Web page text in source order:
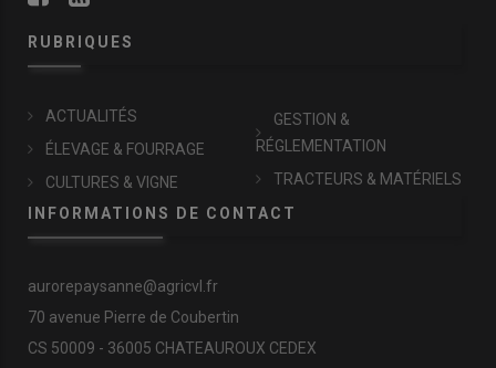
RUBRIQUES
ACTUALITÉS
ÉLEVAGE & FOURRAGE
CULTURES & VIGNE
GESTION &
RÉGLEMENTATION
TRACTEURS & MATÉRIELS
INFORMATIONS DE CONTACT
aurorepaysanne@agricvl.fr
70 avenue Pierre de Coubertin
CS 50009 - 36005 CHATEAUROUX CEDEX